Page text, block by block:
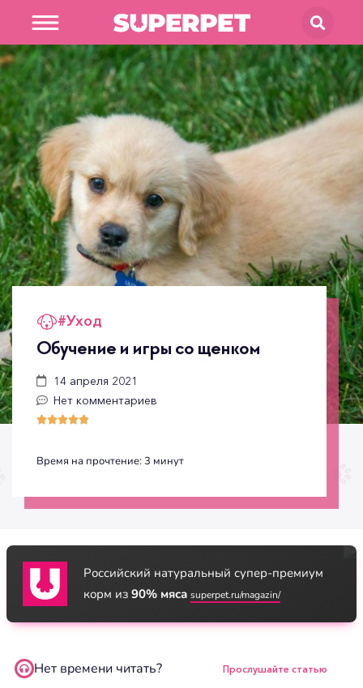
В магазин
SUPERPET
#Уход
Обучение и игры со щенком
14 апреля 2021
Нет комментариев

Время на прочтение:3 минут
Российский натуральный супер-премиум
корм из 90% мяса superpet.ru/magazin/
Нет времени читать? Прослушайте статью